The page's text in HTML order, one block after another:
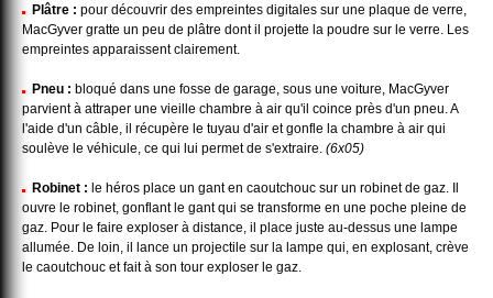
Plâtre : pour découvrir des empreintes digitales sur une plaque de verre,
MacGyver gratte un peu de plâtre dont il projette la poudre sur le verre. Les
empreintes apparaissent clairement.
Pneu : bloqué dans une fosse de garage, sous une voiture, MacGyver
parvient à attraper une vieille chambre à air qu'il coince près d'un pneu. A
l'aide d'un câble, il récupère le tuyau d'air et gonfle la chambre à air qui
soulève le véhicule, ce qui lui permet de s'extraire. (6x05)
Robinet : le héros place un gant en caoutchouc sur un robinet de gaz. Il
ouvre le robinet, gonflant le gant qui se transforme en une poche pleine de
gaz. Pour le faire exploser à distance, il place juste au-dessus une lampe
allumée. De loin, il lance un projectile sur la lampe qui, en explosant, crève
le caoutchouc et fait à son tour exploser le gaz.